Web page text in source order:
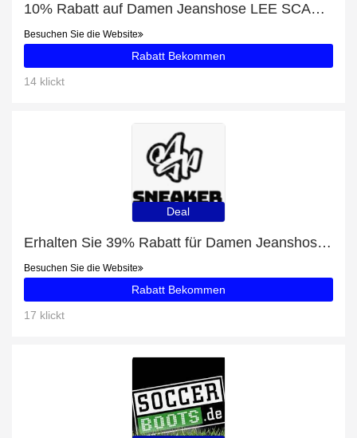
10% Rabatt auf Damen Jeanshose LEE SCARLETT RINSE
Besuchen Sie die Website
Rabatt Bekommen
14 klickt
Deal
Erhalten Sie 39% Rabatt für Damen Jeanshose LEE BREESE THATS RIGHT
Besuchen Sie die Website
Rabatt Bekommen
17 klickt